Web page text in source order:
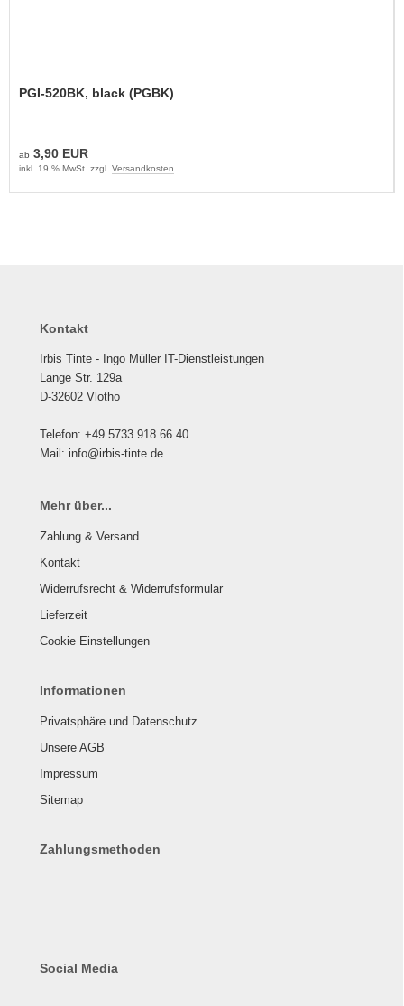
PGI-520BK, black (PGBK)
ab 3,90 EUR
inkl. 19 % MwSt. zzgl. Versandkosten
Kontakt
Irbis Tinte - Ingo Müller IT-Dienstleistungen
Lange Str. 129a
D-32602 Vlotho
Telefon: +49 5733 918 66 40
Mail: info@irbis-tinte.de
Mehr über...
Zahlung & Versand
Kontakt
Widerrufsrecht & Widerrufsformular
Lieferzeit
Cookie Einstellungen
Informationen
Privatsphäre und Datenschutz
Unsere AGB
Impressum
Sitemap
Zahlungsmethoden
Social Media